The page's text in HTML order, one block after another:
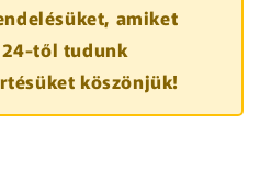
amiket
től tudunk
köszönjük!